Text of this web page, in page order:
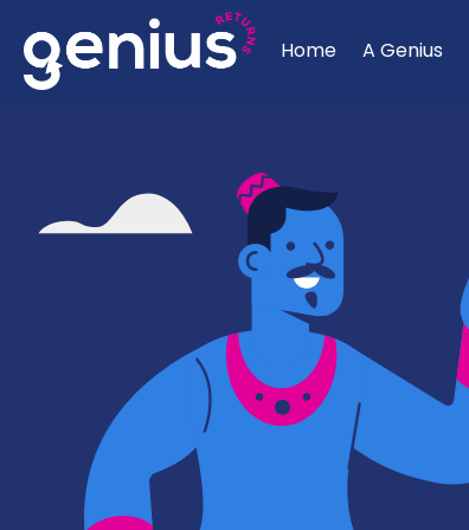
Home A Genius